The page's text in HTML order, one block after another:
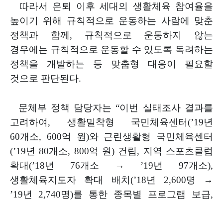
따라서 은퇴 이후 세대의 생활체육 참여율을
높이기 위해 규칙적으로 운동하는 사람에 맞춘
정책과 함께 , 규칙적으로 운동하지 않는
경우에는 규칙적으로 운동할 수 있도록 독려하는
정책을 개발하는 등 맞춤형 대응이
필요할
것으로 판단된다.
문체부 정책 담당자는 “이번 실태조사 결과를
고려하여 , 생활밀착형 국민체육센터(’19년
60개소, 600억 원)와 근린생활형 국민체육센터
(’19년80개소, 800억 원) 건립, 지역 스포츠클럽
확대(’18년 76개소 → ’19년 97개소),
생활체육지도자 확대 배치 (’18년 2,600명
→
’19년 2,740명)를 통한 종목별 프로그램 보급,